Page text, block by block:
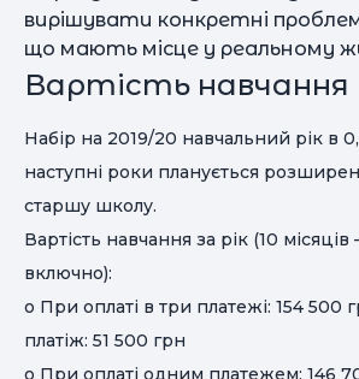
вирішувати конкретні
що мають місце у реальному
Вартість навчання
Набір на 2019/20 навчальний рік в
наступні роки планується
старшу школу.
Вартість навчання за рік (10
включно):
o При оплаті в три платежі: 154 500
платіж: 51 500 грн
o При оплаті одним платежем: 146